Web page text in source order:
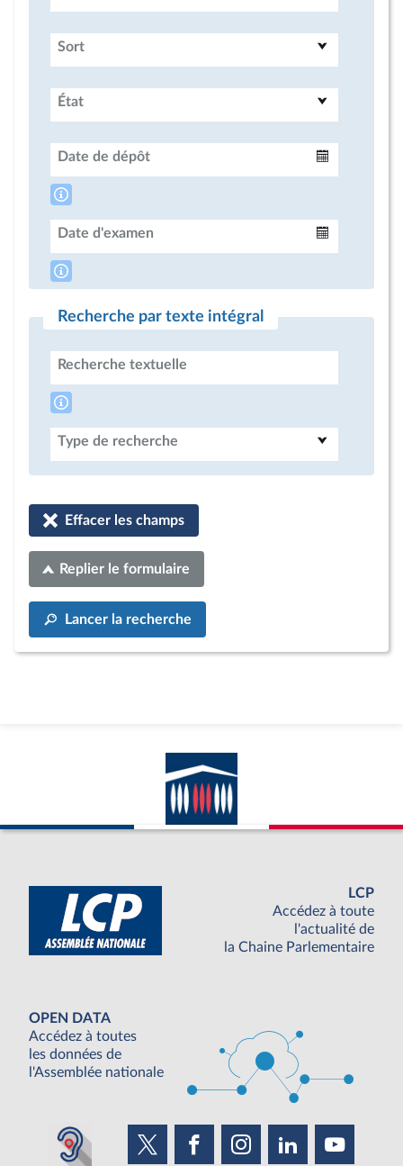
Sort
État
Date de dépôt
Date d'examen
Recherche par texte intégral
Recherche textuelle
Type de recherche
Effacer les champs
Replier le formulaire
Lancer la recherche
LCP
Accédez à toute
l'actualité de
la Chaine Parlementaire
OPEN DATA
Accédez à toutes
les données de
l'Assemblée nationale